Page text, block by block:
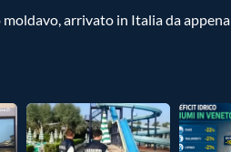
arrivato in Italia da appena